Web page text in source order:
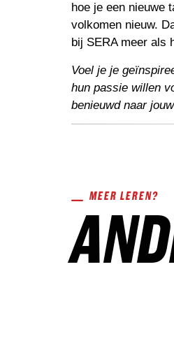
hoe je een nieuwe
volkomen nieuw.
bij SERA meer als
Voel je je
hun passie willen
benieuwd naar
MEER LEREN?